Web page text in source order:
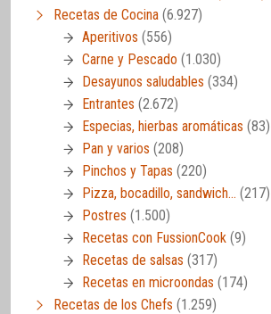
Recetas de Cocina (6.927)
Aperitivos (556)
Carne y Pescado (1.030)
Desayunos saludables (334)
Entrantes (2.672)
Especias, hierbas aromáticas (83)
Pan y varios (208)
Pinchos y Tapas (220)
Pizza, bocadillo, sandwich… (217)
Postres (1.500)
Recetas con FussionCook (9)
Recetas de salsas (317)
Recetas en microondas (174)
Recetas de los Chefs (1.259)